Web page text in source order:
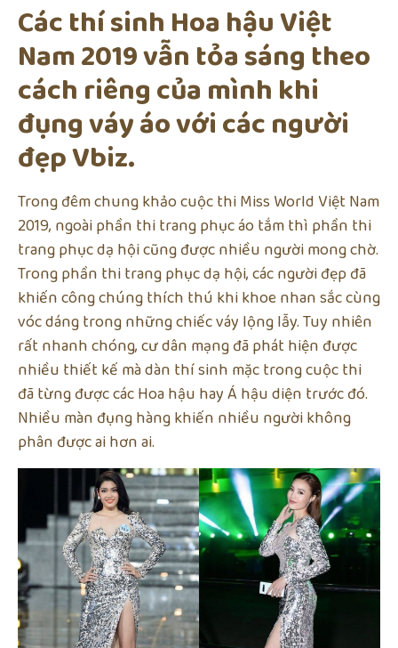
Các thí sinh Hoa hậu Việt
Nam 2019 vẫn tỏa sáng theo
cách riêng của mình khi
đụng váy áo với các người
đẹp Vbiz.
Trong đêm chung khảo cuộc thi Miss World Việt Nam
2019, ngoài phần thi trang phục áo tắm thì phần thi
trang phục dạ hội cũng được nhiều người mong chờ.
Trong phần thi trang phục dạ hội, các người đẹp đã
khiến công chúng thích thú khi khoe nhan sắc cùng
vóc dáng trong những chiếc váy lộng lẫy. Tuy nhiên
rất nhanh chóng, cư dân mạng đã phát hiện được
nhiều thiết kế mà dàn thí sinh mặc trong cuộc thi
đã từng được các Hoa hậu hay Á hậu diện trước đó.
Nhiều màn đụng hàng khiến nhiều người không
phân được ai hơn ai.